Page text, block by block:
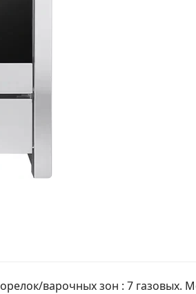
варочных зон : 7